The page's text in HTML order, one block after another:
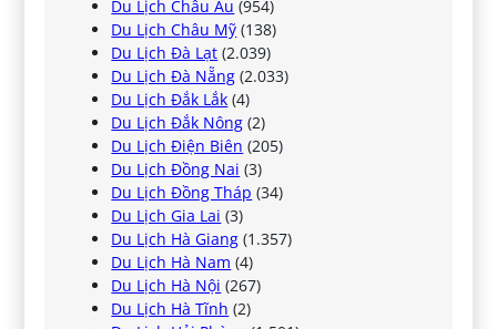
Du Lịch Châu Âu (954)
Du Lịch Châu Mỹ (138)
Du Lịch Đà Lạt (2.039)
Du Lịch Đà Nẵng (2.033)
Du Lịch Đắk Lắk (4)
Du Lịch Đắk Nông (2)
Du Lịch Điện Biên (205)
Du Lịch Đồng Nai (3)
Du Lịch Đồng Tháp (34)
Du Lịch Gia Lai (3)
Du Lịch Hà Giang (1.357)
Du Lịch Hà Nam (4)
Du Lịch Hà Nội (267)
Du Lịch Hà Tĩnh (2)